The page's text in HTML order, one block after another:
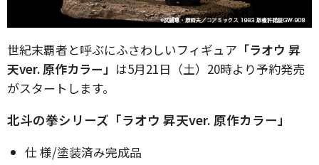
世紀末覇者と呼ぶにふさわしいフィギュア 「ラオウ 昇
天ver. 原作カラー」 は5月21日（土）20時より予約発売
がスタートします。
北斗の拳シリーズ「ラオウ 昇天ver. 原作カラー」
仕 様/塗装済み完成品